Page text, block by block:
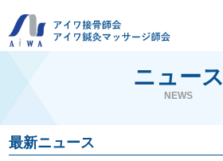
アイワについて
請求代行・開業支援
ニュース
NEWS
最新ニュース